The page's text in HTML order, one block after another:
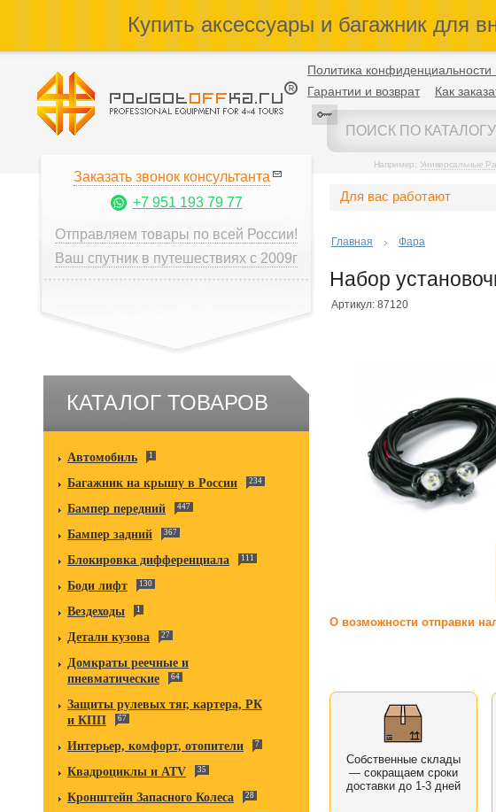
Купить аксессуары и багажник для
Политика
Гарантии и возврат
Как
Например: Универсальные
Заказать звонок консультанта
+7 951 193 79 77
Отправляем товары по всей России!
Ваш спутник в путешествиях с 2009г
КАТАЛОГ ТОВАРОВ
Автомобиль 1
Багажник на крышу в России 234
Бампер передний 447
Бампер задний 367
Блокировка дифференциала 111
Боди лифт 130
Вездеходы 1
Детали кузова 27
Домкраты реечные и
пневматические
64
Защиты рулевых тяг, картера, РК
и КПП
67
Интерьер, комфорт, отопители 7
Квадроциклы и ATV 35
Кронштейн Запасного Колеса 28
Для вас работают
Главная Фара
Набор
Артикул: 87120
О возможности отправки
Собственные склады
— сокращаем сроки
доставки до 1-3 дней